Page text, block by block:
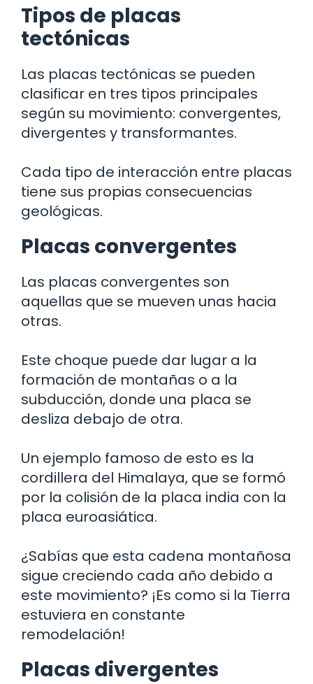
Tipos de placas
tectónicas
Las placas tectónicas se pueden
clasificar en tres tipos principales
según su movimiento: convergentes,
divergentes y transformantes.
Cada tipo de interacción entre placas
tiene sus propias consecuencias
geológicas.
Placas convergentes
Las placas convergentes son
aquellas que se mueven unas hacia
otras.
Este choque puede dar lugar a la
formación de montañas o a la
subducción, donde una placa se
desliza debajo de otra.
Un ejemplo famoso de esto es la
cordillera del Himalaya, que se formó
por la colisión de la placa india con la
placa euroasiática.
¿Sabías que esta cadena montañosa
sigue creciendo cada año debido a
este movimiento? ¡Es como si la Tierra
estuviera en constante
remodelación!
Placas divergentes